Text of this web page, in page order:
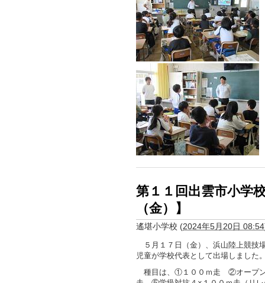
第１１回出雲市小学
（金）】
遙堪小学校 (2024年5月20日 08:54
５月１７日（金）、浜山陸上競技
児童が学校代表として出場しました
種目は、①１００ｍ走 ②オープ